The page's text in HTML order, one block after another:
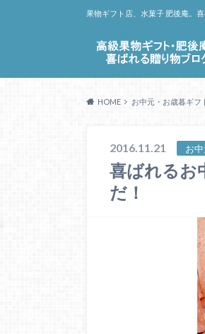
果物ギフト店、水菓子 肥後庵。
HOME お中元・お歳暮ギフ
2016.11.21 お
喜ばれるお
だ！